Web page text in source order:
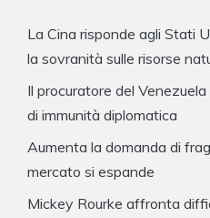
La Cina risponde agli Stati
la sovranità sulle risorse
Il procuratore del
di immunità diplomatica
Aumenta la domanda di
mercato si espande
Mickey Rourke affronta